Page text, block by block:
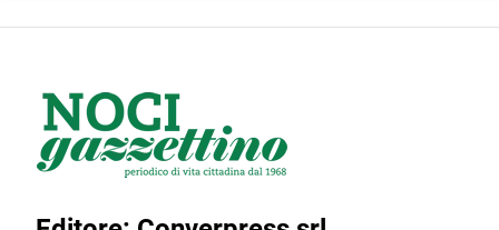
Vitiana D’Onghia,
scomparsa
giovedì 30 luglio
all’età di soli 21
riacceso il
dibattito pubblico
sul consumo di
sostanze